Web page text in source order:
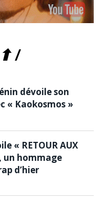
/
dévoile son
« Kaokosmos »
« RETOUR AUX
un hommage
d’hier